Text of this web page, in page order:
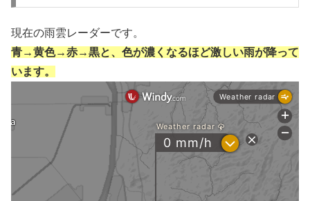
現在の雨雲レーダーです。
青→黄色→赤→黒と、色が濃くなるほど激しい雨が降って
います。